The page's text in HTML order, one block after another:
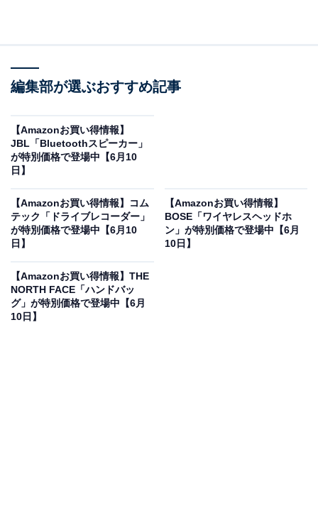
登場
Anker Prime Charging Station (6-in-1, 140W)
Amazonで見る
Ankerの急速充電器「A9128」は現在7％オフの特別価
編集部が選ぶおすすめ記事
【Amazonお買い得情報】
JBL「Bluetoothスピーカー」
が特別価格で登場中【6月10
日】
【Amazonお買い得情報】コム
テック「ドライブレコーダー」
が特別価格で登場中【6月10
日】
【Amazonお買い得情報】
BOSE「ワイヤレスヘッドホ
ン」が特別価格で登場中【6月
10日】
【Amazonお買い得情報】THE
NORTH FACE「ハンドバッ
グ」が特別価格で登場中【6月
10日】